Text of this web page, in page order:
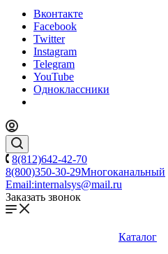
Вконтакте
Facebook
Twitter
Instagram
Telegram
YouTube
Одноклассники
8(812)642-42-70
8(800)350-30-29Многоканальный
Email:internalsys@mail.ru
Заказать звонок
Каталог